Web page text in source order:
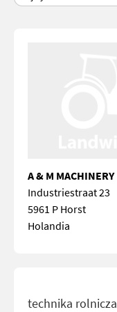
A & M MACHINERY
Industriestraat 23
5961 P Horst
Holandia
technika rolnicza